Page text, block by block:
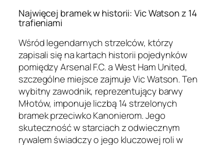
Najwięcej bramek w historii: Vic Watson z 14
trafieniami
Wśród legendarnych strzelców, którzy
zapisali się na kartach historii pojedynków
pomiędzy Arsenal F.C. a West Ham United,
szczególne miejsce zajmuje Vic Watson. Ten
wybitny zawodnik, reprezentujący barwy
Młotów, imponuje liczbą 14 strzelonych
bramek przeciwko Kanonierom. Jego
skuteczność w starciach z odwiecznym
rywalem świadczy o jego kluczowej roli w